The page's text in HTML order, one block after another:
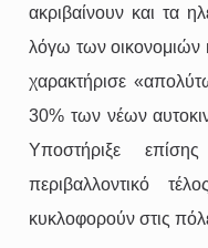
ακριβαίνουν και τα
λόγω των
χαρακτήρισε
30% των νέων
Υποστήριξε
περιβαλλοντικό
κυκλοφορούν στις